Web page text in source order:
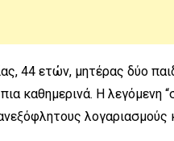
44 ετών, μητέρας δύο
καθημερινά. Η
λογαριασμούς